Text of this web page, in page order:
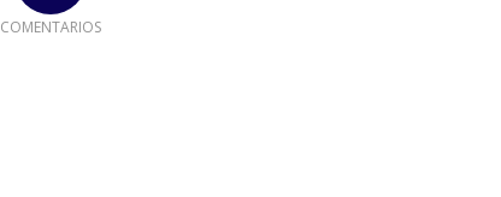
COMENTARIOS